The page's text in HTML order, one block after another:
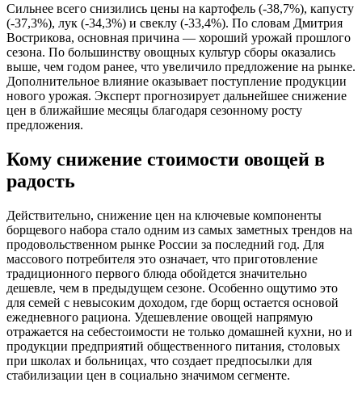
Сильнее всего снизились цены на картофель (-38,7%), капусту
(-37,3%), лук (-34,3%) и свеклу (-33,4%). По словам Дмитрия
Вострикова, основная причина — хороший урожай прошлого
сезона. По большинству овощных культур сборы оказались
выше, чем годом ранее, что увеличило предложение на рынке.
Дополнительное влияние оказывает поступление продукции
нового урожая. Эксперт прогнозирует дальнейшее снижение
цен в ближайшие месяцы благодаря сезонному росту
предложения.
Кому снижение стоимости овощей в
радость
Действительно, снижение цен на ключевые компоненты
борщевого набора стало одним из самых заметных трендов на
продовольственном рынке России за последний год. Для
массового потребителя это означает, что приготовление
традиционного первого блюда обойдется значительно
дешевле, чем в предыдущем сезоне. Особенно ощутимо это
для семей с невысоким доходом, где борщ остается основой
ежедневного рациона. Удешевление овощей напрямую
отражается на себестоимости не только домашней кухни, но и
продукции предприятий общественного питания, столовых
при школах и больницах, что создает предпосылки для
стабилизации цен в социально значимом сегменте.